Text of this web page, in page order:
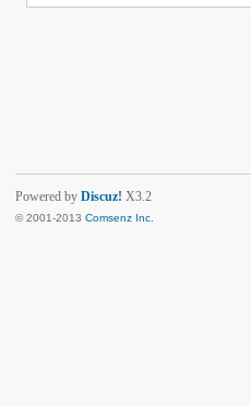
Powered by Discuz! X3.2
© 2001-2013 Comsenz Inc.